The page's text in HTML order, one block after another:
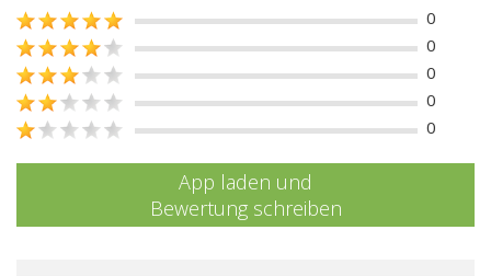
0
0
0
0
0
App laden und
Bewertung schreiben